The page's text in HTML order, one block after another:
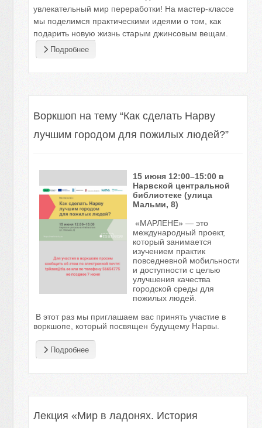
увлекательный мир переработки! На мастер-классе
мы поделимся практическими идеями о том, как
подарить новую жизнь старым джинсовым вещам.
Подробнее
Воркшоп на тему “Как сделать Нарву
лучшим городом для пожилых людей?”
15 июня 12:00–15:00 в
Нарвской центральной
библиотеке (улица
Мальми, 8)
«МАРЛЕНЕ» — это
международный проект,
который занимается
изучением практик
повседневной мобильности
и доступности с целью
улучшения качества
городской среды для
пожилых людей.
В этот раз мы приглашаем вас принять участие в
воркшопе, который посвящен будущему Нарвы.
Подробнее
Лекция «Мир в ладонях. История